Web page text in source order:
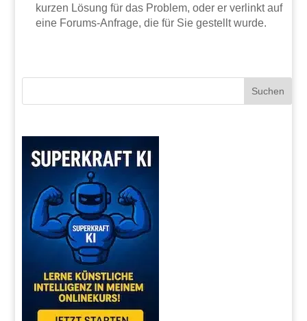
kurzen Lösung für das Problem, oder er verlinkt auf
eine Forums-Anfrage, die für Sie gestellt wurde.